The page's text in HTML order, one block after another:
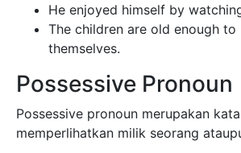
He enjoyed himself by
The children are old enough
themselves.
Possessive Pronoun
Possessive pronoun merupakan
memperlihatkan milik seorang